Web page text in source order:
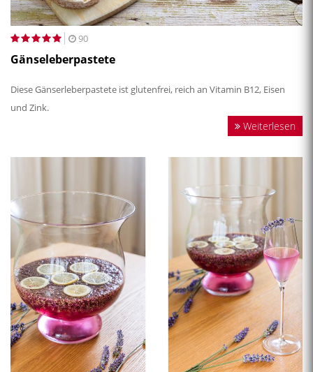
90
Gänseleberpastete
Diese Gänserleberpastete ist glutenfrei, reich an Vitamin B12, Eisen
und Zink.
Weiterlesen